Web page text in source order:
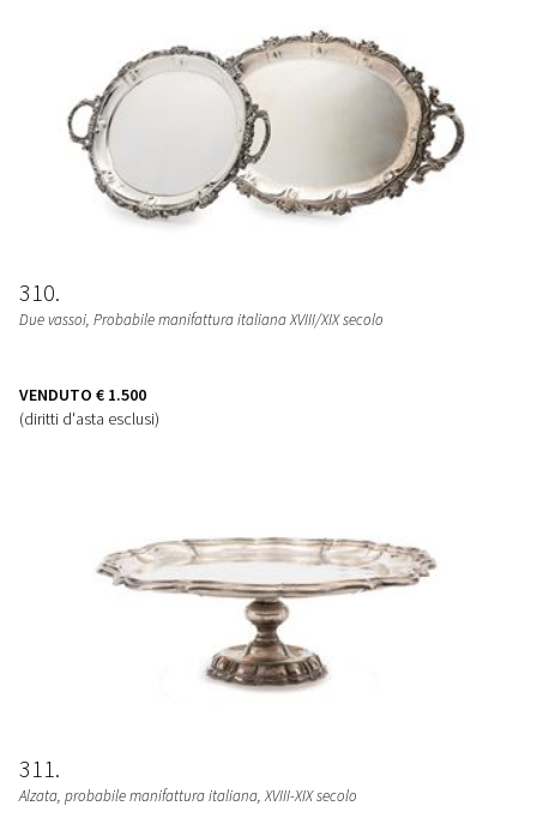
310
Due vassoi, Probabile manifattura italiana XVIII/XIX secolo
VENDUTO € 1.500
(diritti d'asta esclusi)
311
Alzata, probabile manifattura italiana, XVIII-XIX secolo